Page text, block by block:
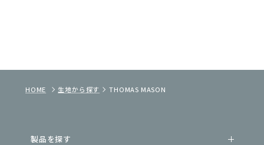
HOME 生地から探す THOMAS MASON
製品を探す